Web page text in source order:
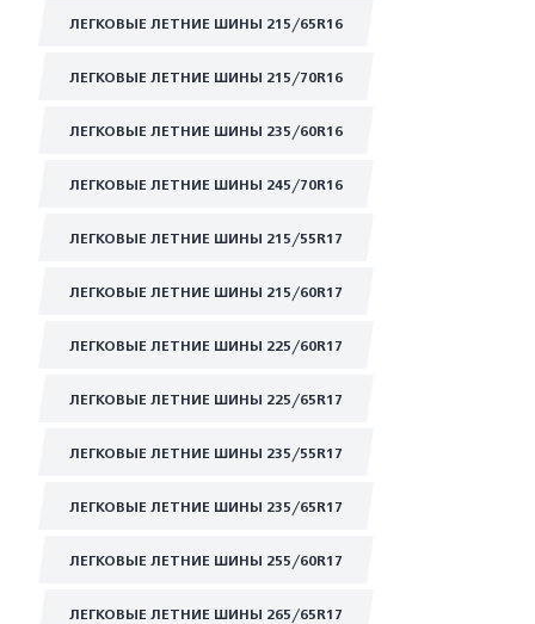
ЛЕГКОВЫЕ ЛЕТНИЕ ШИНЫ 215/65R16
ЛЕГКОВЫЕ ЛЕТНИЕ ШИНЫ 215/70R16
ЛЕГКОВЫЕ ЛЕТНИЕ ШИНЫ 235/60R16
ЛЕГКОВЫЕ ЛЕТНИЕ ШИНЫ 245/70R16
ЛЕГКОВЫЕ ЛЕТНИЕ ШИНЫ 215/55R17
ЛЕГКОВЫЕ ЛЕТНИЕ ШИНЫ 215/60R17
ЛЕГКОВЫЕ ЛЕТНИЕ ШИНЫ 225/60R17
ЛЕГКОВЫЕ ЛЕТНИЕ ШИНЫ 225/65R17
ЛЕГКОВЫЕ ЛЕТНИЕ ШИНЫ 235/55R17
ЛЕГКОВЫЕ ЛЕТНИЕ ШИНЫ 235/65R17
ЛЕГКОВЫЕ ЛЕТНИЕ ШИНЫ 255/60R17
ЛЕГКОВЫЕ ЛЕТНИЕ ШИНЫ 265/65R17